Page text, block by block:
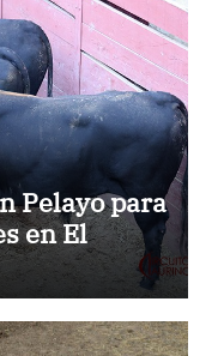
Pelayo para
en El